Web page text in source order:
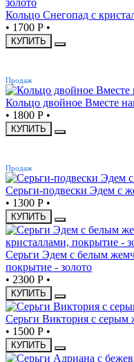
Кольцо Снегопад с
• 1700 Р •
КУПИТЬ
Продаж
Кольцо двойное Вместе
• 1800 Р •
КУПИТЬ
Продаж
Серьги-подвески Эдем с
• 1300 Р •
КУПИТЬ
Серьги Эдем с белым
покрытие - золото
• 2300 Р •
КУПИТЬ
Серьги Виктория с серым
• 1500 Р •
КУПИТЬ